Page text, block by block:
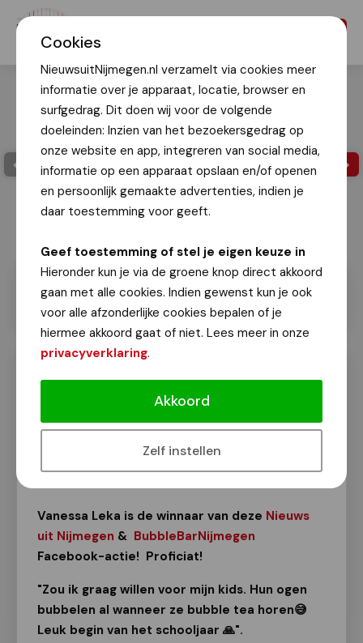
Cookies
NieuwsuitNijmegen.nl verzamelt via cookies meer
informatie over je apparaat, locatie, browser en
surfgedrag. Dit doen wij voor de volgende
doeleinden: Inzien van het bezoekersgedrag op
onze website en app, integreren van social media,
informatie op een apparaat opslaan en/of openen
en persoonlijk gemaakte advertenties, indien je
daar toestemming voor geeft.
Geef toestemming of stel je eigen keuze in
Hieronder kun je via de groene knop direct akkoord
gaan met alle cookies. Indien gewenst kun je ook
voor alle afzonderlijke cookies bepalen of je
hiermee akkoord gaat of niet. Lees meer in onze
privacyverklaring.
Akkoord
Zelf instellen
Winnaar van 2 Bubbleteas van
Bubblebar Nijmegen!
Facebook actie
Van onze redactie
28 augustus 2023
Vanessa Leka is de winnaar van deze Nieuws
uit Nijmegen & BubbleBarNijmegen
Facebook-actie! Proficiat!
"Zou ik graag willen voor mijn kids. Hun ogen
bubbelen al wanneer ze bubble tea horen😅
Leuk begin van het schooljaar 🙏".